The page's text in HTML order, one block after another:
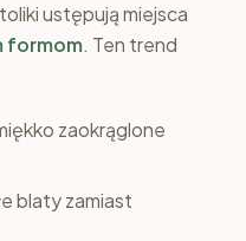
ustępują miejsca
formom. Ten trend
zaokrąglone
blaty zamiast